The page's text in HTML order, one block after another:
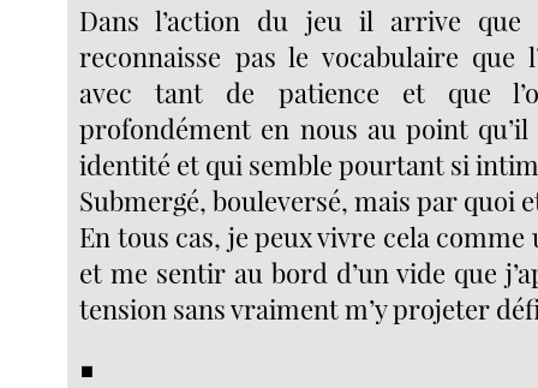
Dans l’action du jeu il arrive
reconnaisse pas le vocabulaire que
avec tant de patience et que
profondément en nous au point
identité et qui semble pourtant si
Submergé, bouleversé, mais par quoi
En tous cas, je peux vivre cela
et me sentir au bord d’un vide que
tension sans vraiment m’y projeter
■